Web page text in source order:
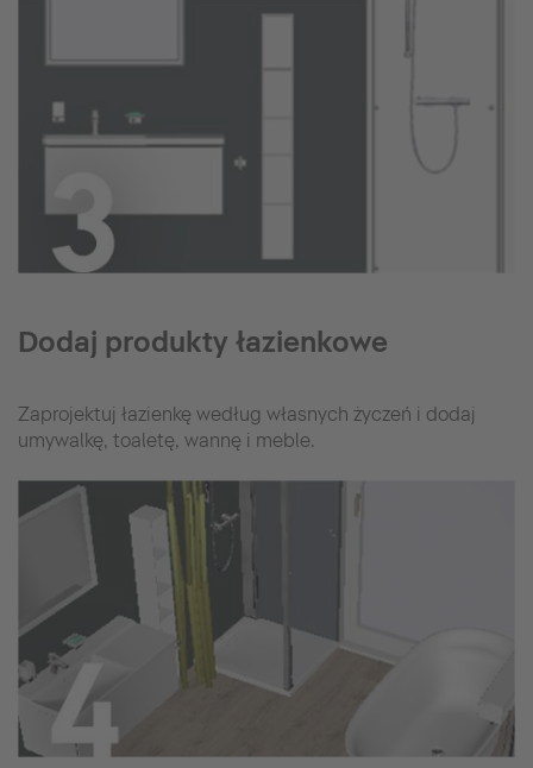
Dodaj produkty łazienkowe
Zaprojektuj łazienkę według własnych życzeń i dodaj
umywalkę, toaletę, wannę i meble.